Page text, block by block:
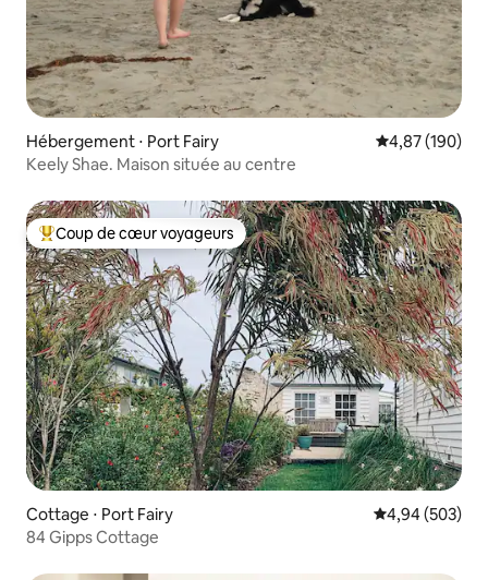
Hébergement ⋅ Port Fairy Évaluation
4,87 (190)
Keely Shae. Maison située au centre
Coups de cœur voyageurs les plus appréciés
Coup de cœur voyageurs
Cottage ⋅ Port Fairy Évaluation
4,94 (503)
84 Gipps Cottage